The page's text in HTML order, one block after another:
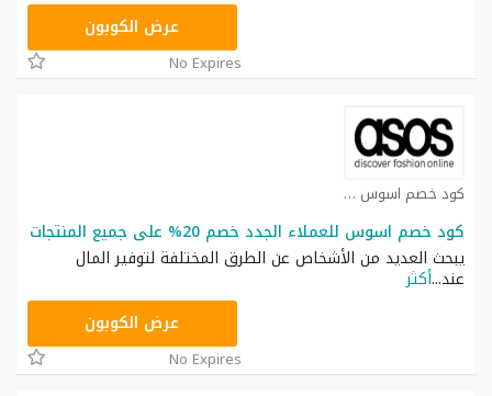
TOP25عرض الكوبون
No Expires
كود خصم اسوس كوبون
كود خصم اسوس للعملاء الجدد خصم 20% على جميع المنتجات
يبحث العديد من الأشخاص عن الطرق المختلفة لتوفير المال
عند...أكثر
TOP25عرض الكوبون
No Expires